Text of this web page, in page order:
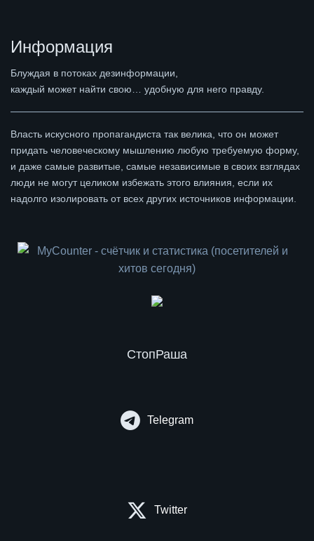
Информация
Блуждая в потоках дезинформации,
каждый может найти свою… удобную для него правду.
Власть искусного пропагандиста так велика, что он может
придать человеческому мышлению любую требуемую форму,
и даже самые развитые, самые независимые в своих взглядах
люди не могут целиком избежать этого влияния, если их
надолго изолировать от всех других источников информации.
СтопРаша
Telegram
Twitter